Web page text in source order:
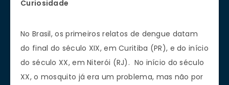
Curiosidade
No Brasil, os primeiros relatos de dengue datam
do final do século XIX, em Curitiba (PR), e do início
do século XX, em Niterói (RJ). No início do século
XX, o mosquito já era um problema, mas não por